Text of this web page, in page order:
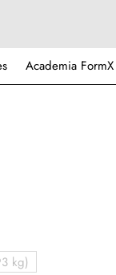
Academia FormX
kg)